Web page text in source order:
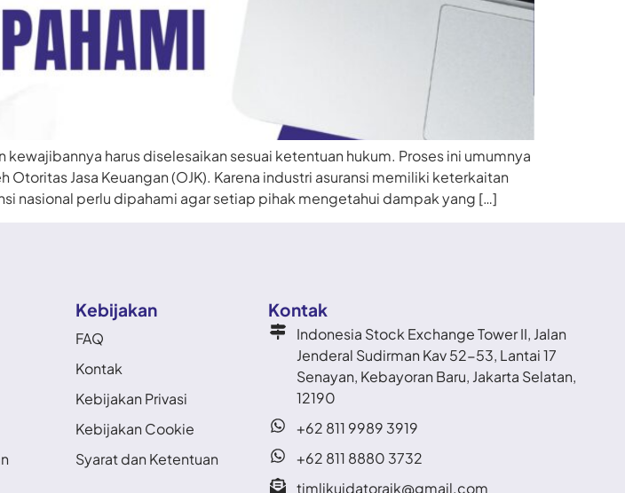
harus diselesaikan sesuai ketentuan hukum. Proses ini umumnya
Jasa Keuangan (OJK). Karena industri asuransi memiliki keterkaitan
nasional perlu dipahami agar setiap pihak mengetahui dampak yang […]
Kebijakan
FAQ
Kontak
Kebijakan Privasi
Kebijakan Cookie
Syarat dan Ketentuan
Kontak
Indonesia Stock Exchange Tower II, Jalan
Jenderal Sudirman Kav 52-53, Lantai 17
Senayan, Kebayoran Baru, Jakarta Selatan,
12190
+62 811 9989 3919
+62 811 8880 3732
timlikuidatorajk@gmail.com